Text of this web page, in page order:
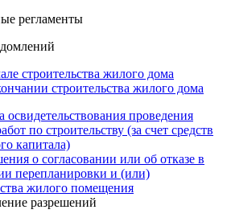
регламенты
строительства жилого дома
строительства жилого дома
освидетельствования проведения
по строительству (за счет средств
капитала)
о согласовании или об отказе в
перепланировки и (или)
жилого помещения
разрешений